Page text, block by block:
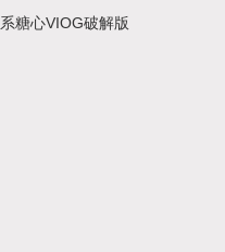
糖心VIOG破解版